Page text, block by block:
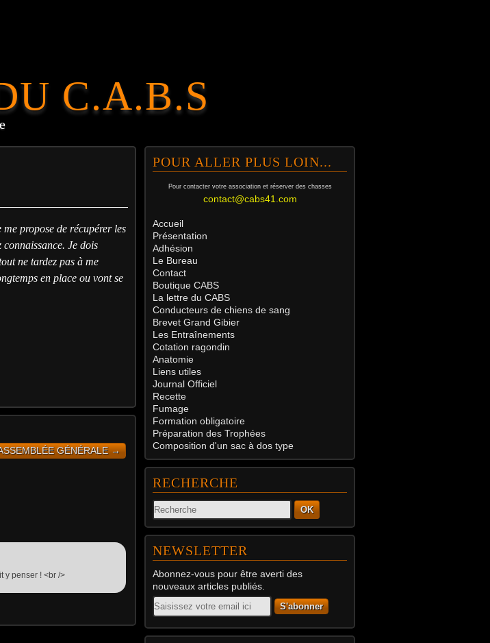
C.A.B.S
me propose de récupérer les
Je dois
ne tardez pas à me
en place ou vont se
GÉNÉRALE →
y penser ! <br />
POUR ALLER PLUS LOIN...
Pour contacter votre association et réserver des chasses
contact@cabs41.com
Accueil
Présentation
Adhésion
Le Bureau
Contact
Boutique CABS
La lettre du CABS
Conducteurs de chiens de sang
Brevet Grand Gibier
Les Entraînements
Cotation ragondin
Anatomie
Liens utiles
Journal Officiel
Recette
Fumage
Formation obligatoire
Préparation des Trophées
Composition d'un sac à dos type
RECHERCHE
OK
NEWSLETTER
Abonnez-vous pour être averti des
nouveaux articles publiés.
Email